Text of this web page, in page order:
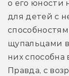
о его юности
для детей с
щупальцами
них
Правда, с